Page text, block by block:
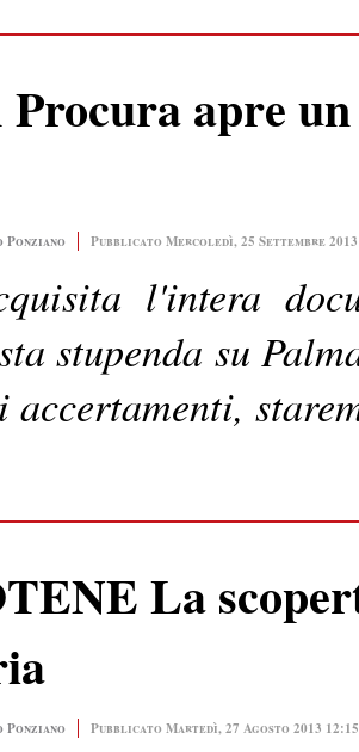
apre
Ponziano Pubblicato Mercoledì, 25 Settembre 2013
l'intera
stupenda su
accertamenti,
La
Ponziano Pubblicato Martedì, 27 Agosto 2013 12:15